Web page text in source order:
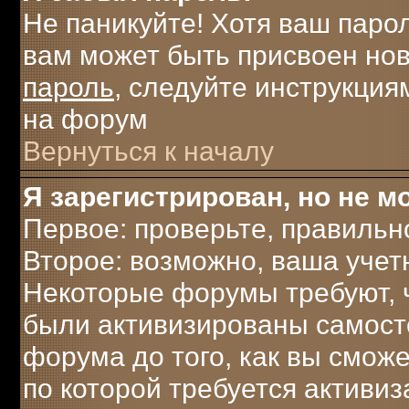
Не паникуйте! Хотя ваш
вам может быть присвоен
пароль, следуйте
на форум
Вернуться к началу
Я зарегистрирован, но не
Первое: проверьте,
Второе: возможно, ваша
Некоторые форумы требуют,
были активизированы
форума до того, как вы
по которой требуется